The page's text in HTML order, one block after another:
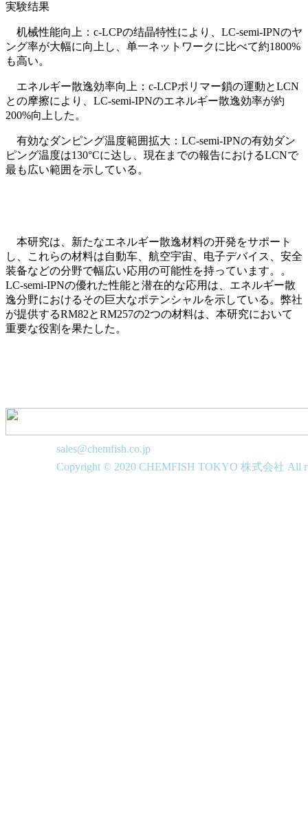
実験结果
机械性能向上：c-LCPの结晶特性により、LC-semi-IPNのヤ
ング率が大幅に向上し、单一ネットワークに比べて約1800%
も高い。
エネルギー散逸効率向上：c-LCPポリマー鎖の運動とLCN
との摩擦により、LC-semi-IPNのエネルギー散逸効率が約
200%向上した。
有効なダンピング温度範囲拡大：LC-semi-IPNの有効ダン
ピング温度は130°Cに达し、現在までの報告におけるLCNで
最も広い範囲を示している。
本研究は、新たなエネルギー散逸材料の开発をサポート
し、これらの材料は自動车、航空宇宙、电子デバイス、安全
装备などの分野で幅広い応用の可能性を持っています。。
LC-semi-IPNの優れた性能と潜在的な応用は、エネルギー散
逸分野におけるその巨大なポテンシャルを示している。弊社
が提供するRM82とRM257の2つの材料は、本研究において
重要な役割を果たした。
sales@chemfish.co.jp
Copyright © 2020 CHEMFISH TOKYO 株式会社 All